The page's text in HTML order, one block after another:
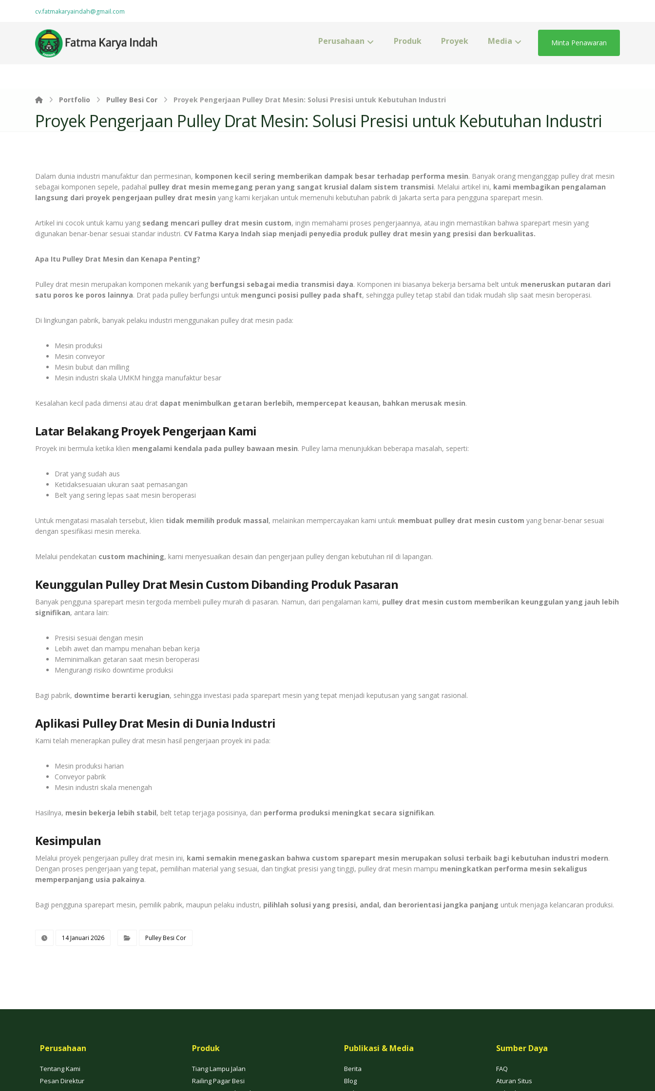
cv.fatmakaryaindah@gmail.com
Minta Penawaran
Perusahaan Produk Proyek Media
Portfolio Pulley Besi Cor Proyek Pengerjaan Pulley Drat Mesin: Solusi Presisi untuk Kebutuhan Industri
Proyek Pengerjaan Pulley Drat Mesin: Solusi Presisi untuk Kebutuhan Industri
Dalam dunia industri manufaktur dan permesinan, komponen kecil sering memberikan dampak besar terhadap performa mesin. Banyak orang menganggap pulley drat mesin
sebagai komponen sepele, padahal pulley drat mesin memegang peran yang sangat krusial dalam sistem transmisi. Melalui artikel ini, kami membagikan pengalaman
langsung dari proyek pengerjaan pulley drat mesin yang kami kerjakan untuk memenuhi kebutuhan pabrik di Jakarta serta para pengguna sparepart mesin.
Artikel ini cocok untuk kamu yang sedang mencari pulley drat mesin custom, ingin memahami proses pengerjaannya, atau ingin memastikan bahwa sparepart mesin yang
digunakan benar-benar sesuai standar industri. CV Fatma Karya Indah siap menjadi penyedia produk pulley drat mesin yang presisi dan berkualitas.
Apa Itu Pulley Drat Mesin dan Kenapa Penting?
Pulley drat mesin merupakan komponen mekanik yang berfungsi sebagai media transmisi daya. Komponen ini biasanya bekerja bersama belt untuk meneruskan putaran dari
satu poros ke poros lainnya. Drat pada pulley berfungsi untuk mengunci posisi pulley pada shaft, sehingga pulley tetap stabil dan tidak mudah slip saat mesin beroperasi.
Di lingkungan pabrik, banyak pelaku industri menggunakan pulley drat mesin pada:
Mesin produksi
Mesin conveyor
Mesin bubut dan milling
Mesin industri skala UMKM hingga manufaktur besar
Kesalahan kecil pada dimensi atau drat dapat menimbulkan getaran berlebih, mempercepat keausan, bahkan merusak mesin.
Latar Belakang Proyek Pengerjaan Kami
Proyek ini bermula ketika klien mengalami kendala pada pulley bawaan mesin. Pulley lama menunjukkan beberapa masalah, seperti:
Drat yang sudah aus
Ketidaksesuaian ukuran saat pemasangan
Belt yang sering lepas saat mesin beroperasi
Untuk mengatasi masalah tersebut, klien tidak memilih produk massal, melainkan mempercayakan kami untuk membuat pulley drat mesin custom yang benar-benar sesuai
dengan spesifikasi mesin mereka.
Melalui pendekatan custom machining, kami menyesuaikan desain dan pengerjaan pulley dengan kebutuhan riil di lapangan.
Keunggulan Pulley Drat Mesin Custom Dibanding Produk Pasaran
Banyak pengguna sparepart mesin tergoda membeli pulley murah di pasaran. Namun, dari pengalaman kami, pulley drat mesin custom memberikan keunggulan yang jauh lebih
signifikan, antara lain:
Presisi sesuai dengan mesin
Lebih awet dan mampu menahan beban kerja
Meminimalkan getaran saat mesin beroperasi
Mengurangi risiko downtime produksi
Bagi pabrik, downtime berarti kerugian, sehingga investasi pada sparepart mesin yang tepat menjadi keputusan yang sangat rasional.
Aplikasi Pulley Drat Mesin di Dunia Industri
Kami telah menerapkan pulley drat mesin hasil pengerjaan proyek ini pada:
Mesin produksi harian
Conveyor pabrik
Mesin industri skala menengah
Hasilnya, mesin bekerja lebih stabil, belt tetap terjaga posisinya, dan performa produksi meningkat secara signifikan.
Kesimpulan
Melalui proyek pengerjaan pulley drat mesin ini, kami semakin menegaskan bahwa custom sparepart mesin merupakan solusi terbaik bagi kebutuhan industri modern.
Dengan proses pengerjaan yang tepat, pemilihan material yang sesuai, dan tingkat presisi yang tinggi, pulley drat mesin mampu meningkatkan performa mesin sekaligus
memperpanjang usia pakainya.
Bagi pengguna sparepart mesin, pemilik pabrik, maupun pelaku industri, pilihlah solusi yang presisi, andal, dan berorientasi jangka panjang untuk menjaga kelancaran produksi.
14 Januari 2026 Pulley Besi Cor
Perusahaan
Tentang Kami
Pesan Direktur
Produk
Tiang Lampu Jalan
Railing Pagar Besi
Publikasi & Media
Berita
Blog
Sumber Daya
FAQ
Aturan Situs